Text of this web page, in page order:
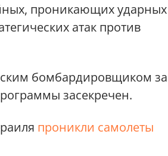
проникающих ударных
атак против
бомбардировщиком за
засекречен.
проникли самолеты